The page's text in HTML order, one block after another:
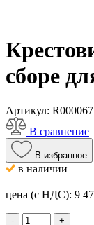
сборе
Артикул: R000067
В сравнение
В избранное
в наличии
цена (с НДС): 9
- +